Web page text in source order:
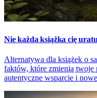
Nie każda książka cię
Alternatywa dla książek o
faktów, które zmienią
autentyczne wsparcie i